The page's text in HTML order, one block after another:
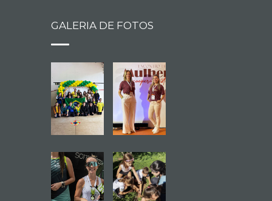
GALERIA DE FOTOS